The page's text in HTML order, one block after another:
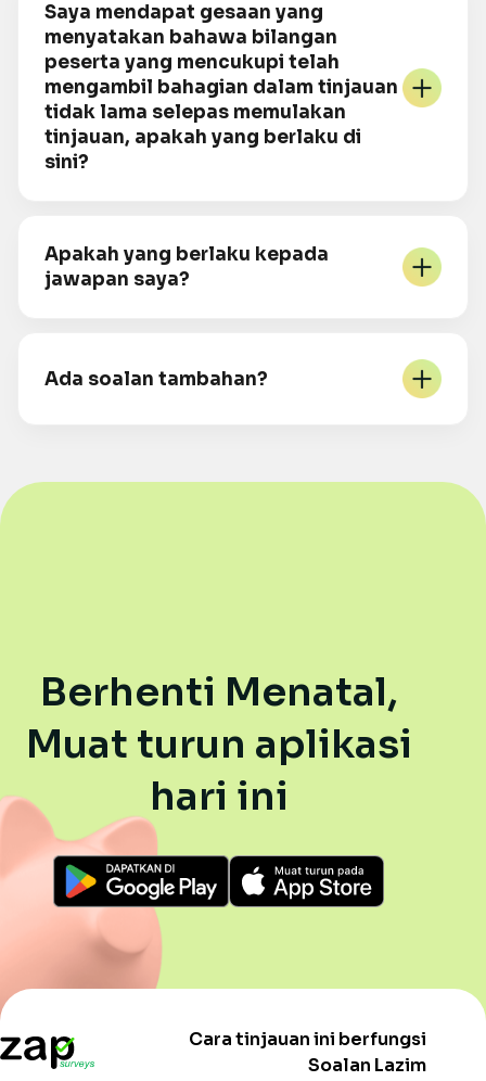
Saya mendapat gesaan yang
menyatakan bahawa bilangan
peserta yang mencukupi telah
mengambil bahagian dalam tinjauan
tidak lama selepas memulakan
tinjauan, apakah yang berlaku di
sini?
Apakah yang berlaku kepada
jawapan saya?
Ada soalan tambahan?
Berhenti Menatal,
Muat turun aplikasi
hari ini
Cara tinjauan ini berfungsi
Soalan Lazim